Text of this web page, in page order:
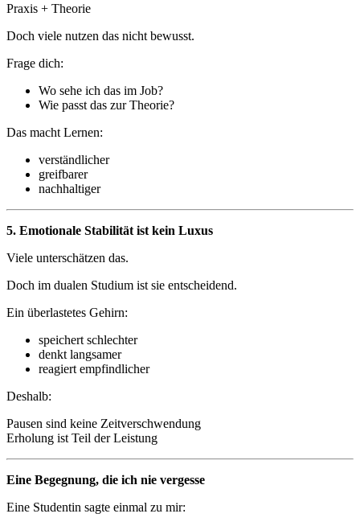
Praxis + Theorie
Doch viele nutzen das nicht bewusst.
Frage dich:
Wo sehe ich das im Job?
Wie passt das zur Theorie?
Das macht Lernen:
verständlicher
greifbarer
nachhaltiger
5. Emotionale Stabilität ist kein Luxus
Viele unterschätzen das.
Doch im dualen Studium ist sie entscheidend.
Ein überlastetes Gehirn:
speichert schlechter
denkt langsamer
reagiert empfindlicher
Deshalb:
Pausen sind keine Zeitverschwendung
Erholung ist Teil der Leistung
Eine Begegnung, die ich nie vergesse
Eine Studentin sagte einmal zu mir: